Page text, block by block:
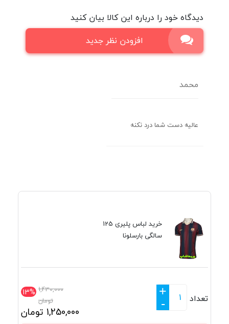
دیدگاه خود را درباره این کالا بیان کنید
افزودن نظر جدید
محمد
عالیه دست شما درد نکنه
خرید لباس پلیری 125
سالگی بارسلونا
13% 1,430,000
تومان
1,250,000 تومان
تعداد
+
-